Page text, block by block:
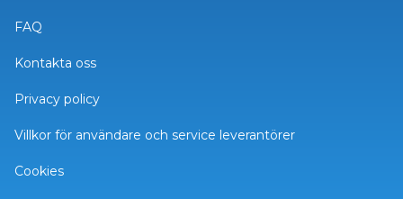
FAQ
Kontakta oss
Privacy policy
Villkor för användare och service leverantörer
Cookies